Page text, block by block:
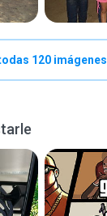
120 imágenes